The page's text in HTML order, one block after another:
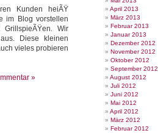
Kunden heiÃŸ
im Blog vorstellen
Wir
Diese kleinen
vieles probieren
»
April 2013
März 2013
Februar 2013
Januar 2013
Dezember 2012
November 2012
Oktober 2012
September 2012
August 2012
Juli 2012
Juni 2012
Mai 2012
April 2012
März 2012
Februar 2012